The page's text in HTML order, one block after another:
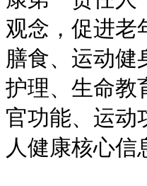
观念，促进老
膳食、运动健
护理、生命教
官功能、运动
人健康核心信